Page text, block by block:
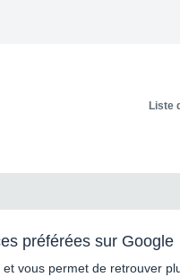
Liste
préférées sur Google
vous permet de retrouver